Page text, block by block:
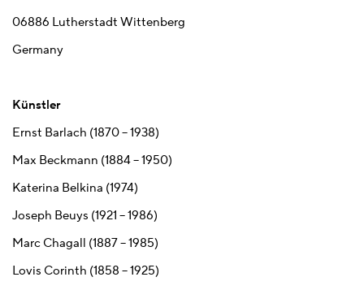
06886 Lutherstadt Wittenberg
Germany
Künstler
Ernst Barlach (1870 – 1938)
Max Beckmann (1884 – 1950)
Katerina Belkina (1974)
Joseph Beuys (1921 – 1986)
Marc Chagall (1887 – 1985)
Lovis Corinth (1858 – 1925)